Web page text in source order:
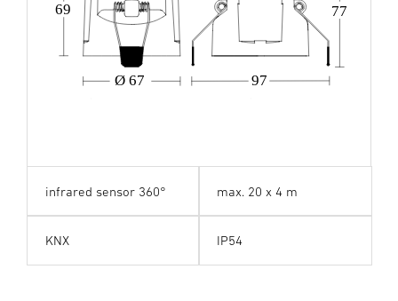
Ø 67 97
69 77
infrared sensor 360° max. 20 x 4 m
KNX IP54